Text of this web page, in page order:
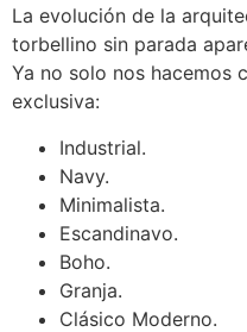
La evolución de la
torbellino sin parada
Ya no solo nos hacemos
exclusiva:
Industrial.
Navy.
Minimalista.
Escandinavo.
Boho.
Granja.
Clásico Moderno.